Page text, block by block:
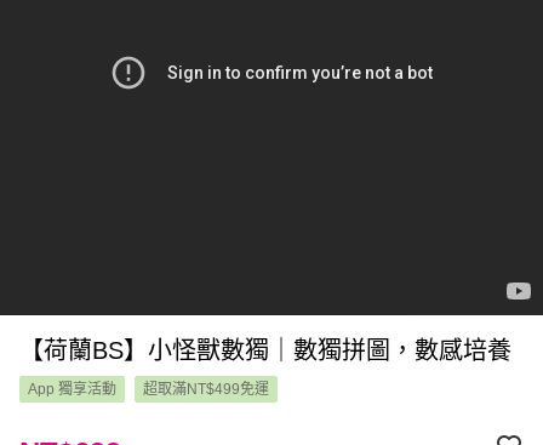
【荷蘭BS】小怪獸數獨｜數獨拼圖，數感培養
App 獨享活動 超取滿NT$499免運